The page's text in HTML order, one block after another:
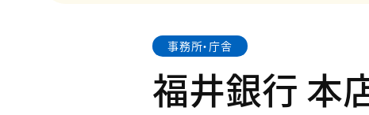
事務所・庁舎
福井銀行 本